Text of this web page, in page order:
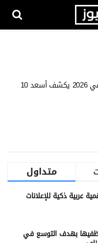
تقرير السعادة العالمي 2026 يكشف أسعد 10
متداول
عربية ذكية للإعلانات
من موظفيها بهدف التوسع في